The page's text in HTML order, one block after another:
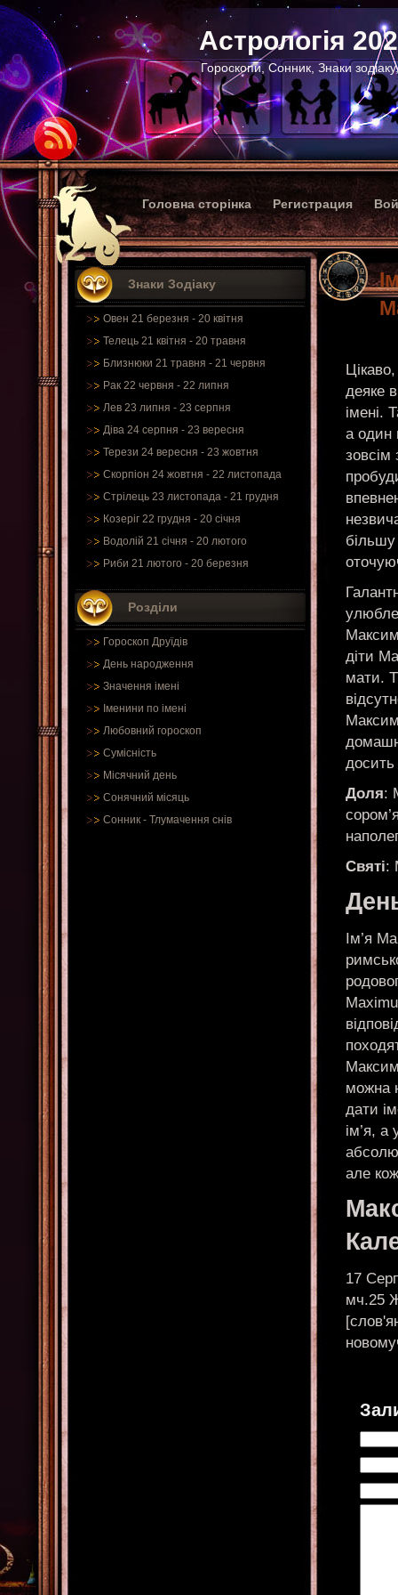
Астрологія
Гороскопи, Сонник, Знаки
Головна сторінка Регистрация
Знаки Зодіаку
Овен 21 березня - 20 квітня
Телець 21 квітня - 20 травня
Близнюки 21 травня - 21 червня
Рак 22 червня - 22 липня
Лев 23 липня - 23 серпня
Діва 24 серпня - 23 вересня
Терези 24 вересня - 23 жовтня
Скорпіон 24 жовтня - 22 листопада
Стрілець 23 листопада - 21 грудня
Козеріг 22 грудня - 20 січня
Водолій 21 січня - 20 лютого
Риби 21 лютого - 20 березня
Розділи
Гороскоп Друїдів
День народження
Значення імені
Іменини по імені
Любовний гороскоп
Сумісність
Місячний день
Сонячний місяць
Сонник - Тлумачення снів
деяке
імені.
а один
зовсім
діти
мати.
досить
Доля:
Святі:
Ім’я
можна
дати
ім’я,
але
17
мч.25